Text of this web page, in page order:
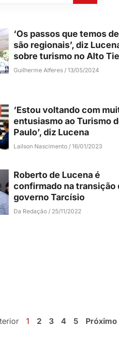
‘Os passos que temos
são regionais’, diz
sobre turismo no Alto
Guilherme Alferes 13/05/2024
‘Estou voltando com
entusiasmo ao Turismo
Paulo’, diz Lucena
Lailson Nascimento 16/01/2023
Roberto de Lucena é
confirmado na transição
governo Tarcísio
Da Redação 25/11/2022
1 2 3 4 5 Próximo